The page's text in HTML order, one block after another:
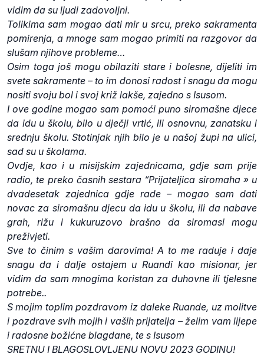
vidim da su ljudi zadovoljni.
Tolikima sam mogao dati mir u srcu, preko sakramenta
pomirenja, a mnoge sam mogao primiti na razgovor da
slušam njihove probleme…
Osim toga još mogu obilaziti stare i bolesne, dijeliti im
svete sakramente – to im donosi radost i snagu da mogu
nositi svoju bol i svoj križ lakše, zajedno s Isusom.
I ove godine mogao sam pomoći puno siromašne djece
da idu u školu, bilo u dječji vrtić, ili osnovnu, zanatsku i
srednju školu. Stotinjak njih bilo je u našoj župi na ulici,
sad su u školama.
Ovdje, kao i u misijskim zajednicama, gdje sam prije
radio, te preko časnih sestara “Prijateljica siromaha » u
dvadesetak zajednica gdje rade – mogao sam dati
novac za siromašnu djecu da idu u školu, ili da nabave
grah, rižu i kukuruzovo brašno da siromasi mogu
preživjeti.
Sve to činim s vašim darovima! A to me raduje i daje
snagu da i dalje ostajem u Ruandi kao misionar, jer
vidim da sam mnogima koristan za duhovne ili tjelesne
potrebe..
S mojim toplim pozdravom iz daleke Ruande, uz molitve
i pozdrave svih mojih i vaših prijatelja – želim vam lijepe
i radosne božićne blagdane, te s Isusom
SRETNU I BLAGOSLOVLJENU NOVU 2023 GODINU!